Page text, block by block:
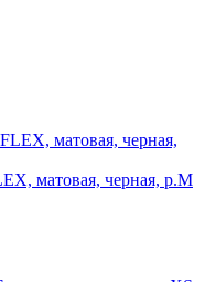
матовая, черная, р.M